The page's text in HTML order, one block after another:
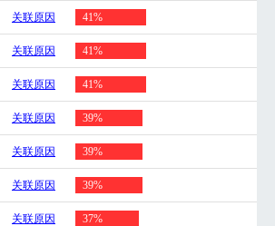
关联原因 41%
关联原因 41%
关联原因 41%
关联原因 39%
关联原因 39%
关联原因 39%
关联原因 37%